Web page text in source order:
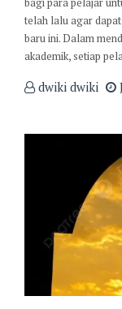
telah lalu agar
baru ini. Dalam
akademik, setiap
dwiki dwiki